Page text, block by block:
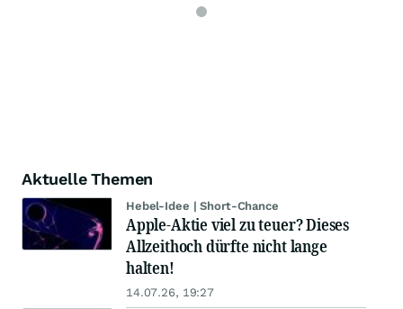
Aktuelle Themen
Hebel-Idee | Short-Chance
Apple-Aktie viel zu teuer? Dieses
Allzeithoch dürfte nicht lange
halten!
14.07.26, 19:27